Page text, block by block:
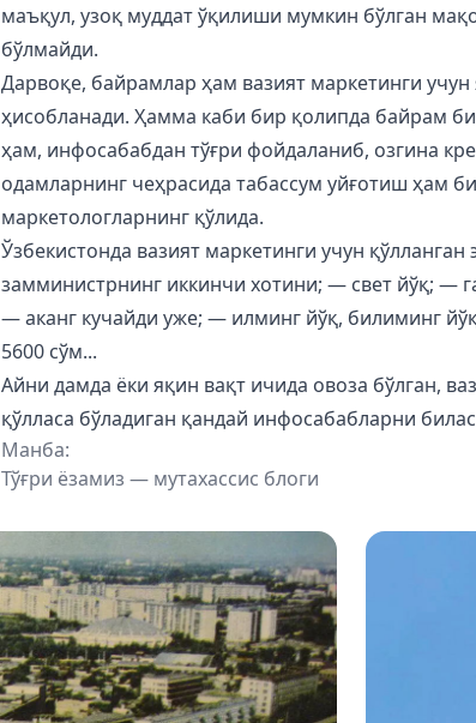
маъқул, узоқ муддат ўқилиши мумкин бўлган
бўлмайди.
Дарвоқе, байрамлар ҳам вазият маркетинги
ҳисобланади. Ҳамма каби бир қолипда байрам
ҳам, инфосабабдан тўғри фойдаланиб, озгина
одамларнинг чеҳрасида табассум уйғотиш ҳам
маркетологларнинг қўлида.
Ўзбекистонда вазият маркетинги учун
замминистрнинг иккинчи хотини; — свет йўқ; —
— аканг кучайди уже; — илминг йўқ, билиминг
5600 сўм...
Айни дамда ёки яқин вақт ичида овоза бўлган,
қўлласа бўладиган қандай инфосабабларни
Манба:
Тўғри ёзамиз — мутахассис блоги